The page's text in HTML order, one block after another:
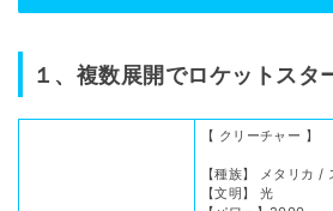
１、複数展開でロケットスタ
【 クリーチャー 】
【種族】 メタリカ /
【文明】 光